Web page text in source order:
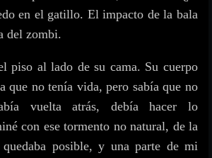
en el gatillo. El impacto de la bala
del zombi.
piso al lado de su cama. Su cuerpo
que no tenía vida, pero sabía que no
vuelta atrás, debía hacer lo
con ese tormento no natural, de la
posible, y una parte de mi